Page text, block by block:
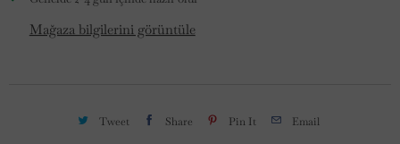
Mağaza bilgilerini görüntüle
Tweet Share Pin It Email